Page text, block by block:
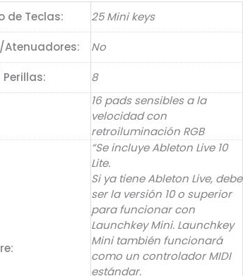
de Teclas:
25 Mini keys
Atenuadores: No
8
16 pads sensibles a la
velocidad con
retroiluminación RGB
“Se incluye Ableton Live 10
Lite.
Si ya tiene Ableton Live, debe
ser la versión 10 o superior
para funcionar con
Launchkey Mini. Launchkey
Mini también funcionará
como un controlador MIDI
estándar.